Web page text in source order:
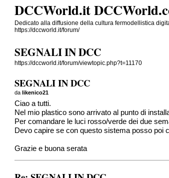
DCCWorld.it
Dedicato alla diffusione della cultura fermodellistica
https://dccworld.it/forum/
SEGNALI IN DCC
https://dccworld.it/forum/viewtopic.php?t=11170
SEGNALI IN DCC
dalikenico21
Ciao a tutti.
Nel mio plastico sono arrivato al punto di
Per comandare le luci rosso/verde dei due
Devo capire se con questo sistema posso poi
Grazie e buona serata